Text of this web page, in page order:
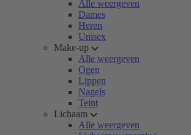
Alle weergeven
Dames
Heren
Unisex
Make-up
Alle weergeven
Ogen
Lippen
Nagels
Teint
Lichaam
Alle weergeven